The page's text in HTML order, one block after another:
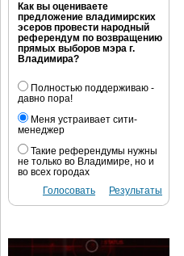
Как вы оцениваете
предложение владимирских
эсеров провести народный
референдум по возвращению
прямых выборов мэра г.
Владимира?
Полностью поддерживаю -
давно пора!
Меня устраивает сити-
менеджер
Такие референдумы нужны
не только во Владимире, но и
во всех городах
Результаты
Голосовать